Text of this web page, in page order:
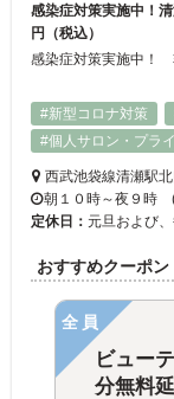
感染症対策実施中！
円（税込）
#新型コロナ対策
#個人サロン・プラ
西武池袋線清瀬駅
朝１０時～夜９時
定休日： 元旦および
おすすめクーポン
全員
ビュー
分無料